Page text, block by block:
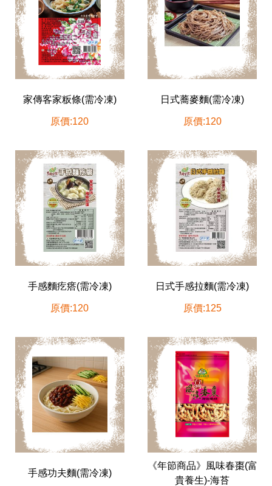
家傳客家粄條(需冷凍)
原價:120
日式蕎麥麵(需冷凍)
原價:120
手感麵疙瘩(需冷凍)
原價:120
日式手感拉麵(需冷凍)
原價:125
手感功夫麵(需冷凍)
《年節商品》風味春棗(富
貴養生)-海苔